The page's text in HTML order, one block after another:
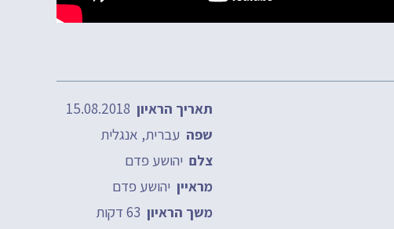
תאריך הראיון
שפה עברית, אנגלית
צלם יהושע פדם
מראיין יהושע פדם
משך הראיון